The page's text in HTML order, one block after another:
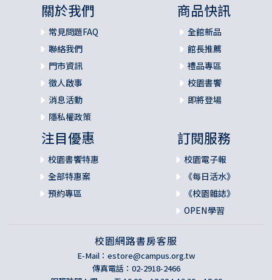
關於我們
常見問題FAQ
聯絡我們
門市資訊
徵人啟事
消息活動
隱私權政策
商品快訊
全館新品
館長推薦
禮品專區
校園書饗
即將登場
注目優惠
校園書饗特惠
全部特惠案
預約專區
訂閱服務
校園電子報
《每日活水》
《校園雜誌》
OPEN學習
校園網路書房客服
E-Mail： estore@campus.org.tw
傳真電話：02-2918-2466